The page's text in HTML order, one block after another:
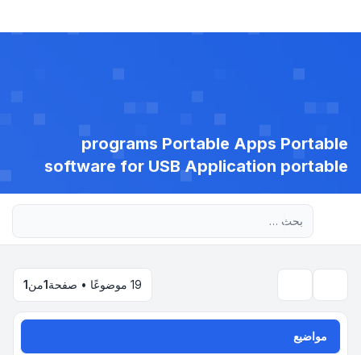
programs Portable Apps Portable
software for USB Application portable
19 موضوعًا • صفحة 1من1
مواضيع